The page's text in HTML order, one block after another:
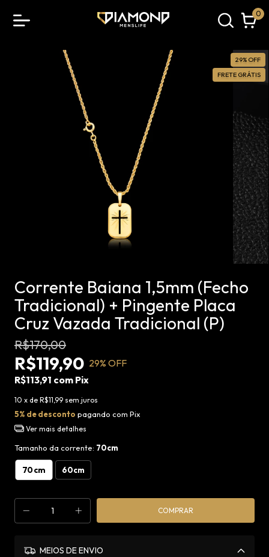
0
29% OFF
FRETE GRÁTIS
Corrente Baiana 1,5mm (Fecho
Tradicional) + Pingente Placa
Cruz Vazada Tradicional (P)
R$170,00
R$119,90 29% OFF
R$113,91 com Pix
10 x de R$11,99 sem juros
5% de desconto pagando com Pix
Ver mais detalhes
Tamanho da corrente: 70cm
70cm 60cm
MEIOS DE ENVIO